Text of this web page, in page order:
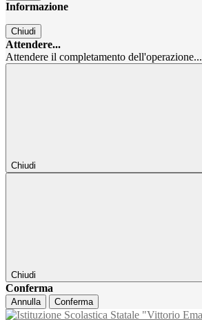
Informazione
Chiudi
Attendere...
Attendere il completamento dell'operazione...
Chiudi
Chiudi
Conferma
Annulla Conferma